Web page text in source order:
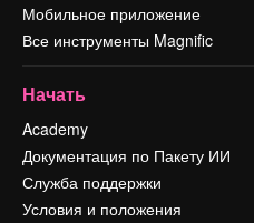
Мобильное приложение
Все инструменты Magnific
Начать
Academy
Документация по Пакету ИИ
Служба поддержки
Условия и положения